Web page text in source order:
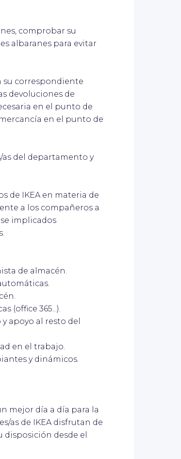
comprobar su
albaranes para evitar
su correspondiente
devoluciones de
en el punto de
en el punto de
as del departamento y
de IKEA en materia de
a los compañeros a
implicados
de almacén.
(office 365...).
apoyo al resto del
en el trabajo.
y dinámicos.
mejor día a día para la
as de IKEA disfrutan de
desde el